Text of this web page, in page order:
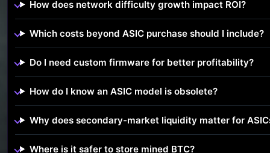
How does network difficulty growth impact ROI?
Which costs beyond ASIC purchase should I include?
Do I need custom firmware for better profitability?
How do I know an ASIC model is obsolete?
Why does secondary-market liquidity matter for
Where is it safer to store mined BTC?